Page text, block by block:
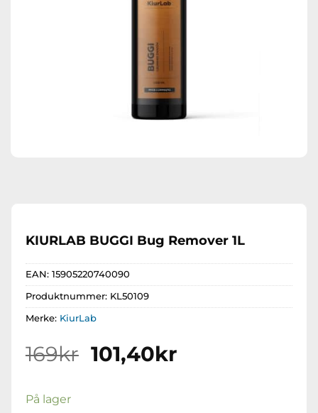
KIURLAB BUGGI Bug Remover 1L
EAN: 15905220740090
Produktnummer: KL50109
Merke: KiurLab
169kr Opprinnelig
pris
101,40krNåværende
På lager